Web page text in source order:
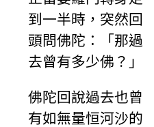
到一半時，突然回
頭問佛陀：「那過
去曾有多少佛？」
佛陀回說過去也曾
有如無量恒河沙的